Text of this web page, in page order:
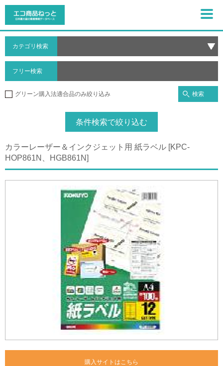
カテゴリ検索
フリー検索
グリーン購入法適合品のみ絞り込み 検索
条件検索で絞り込む
カラーレーザー＆インクジェット用 紙ラベル [KPC-
HOP861N、HGB861N]
購入サイトはこちら